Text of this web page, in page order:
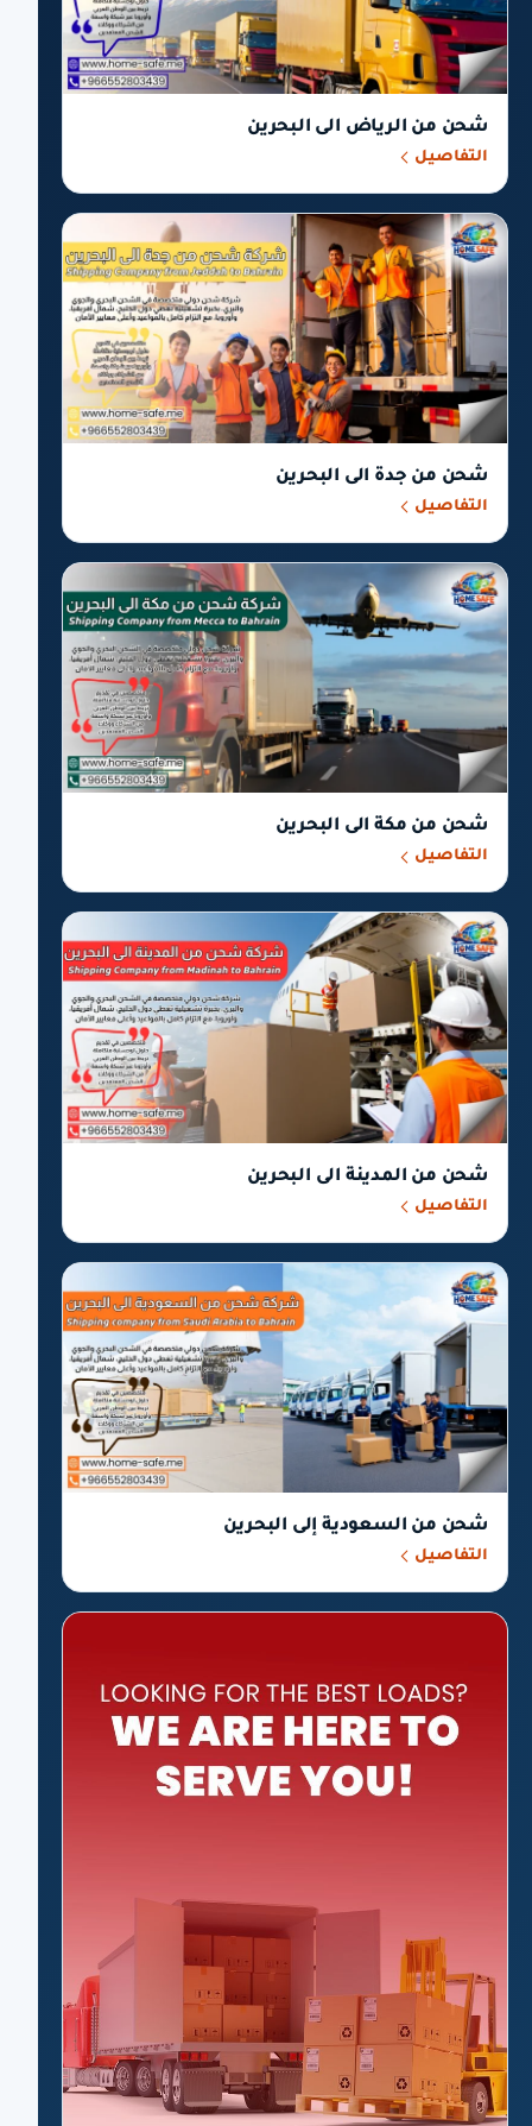
شحن من الرياض الى البحرين
التفاصيل
شحن من جدة الى البحرين
التفاصيل
شحن من مكة الى البحرين
التفاصيل
شحن من المدينة الى البحرين
التفاصيل
شحن من السعودية إلى البحرين
التفاصيل